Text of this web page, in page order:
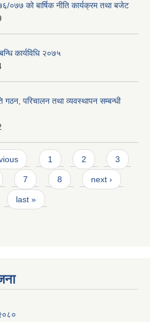
०७७ को बार्षिक नीति कार्यक्रम तथा बजेट
कार्यविधि २०७५
गठन, परिचालन तथा व्यवस्थापन सम्बन्धी
1 2 3
7 8 next ›
last »